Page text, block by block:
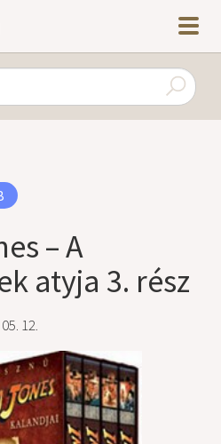
– A
atyja 3. rész
12.